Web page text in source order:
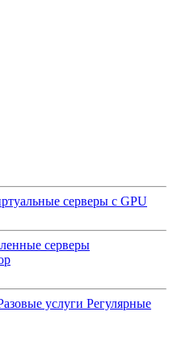
серверы с GPU
серверы
услуги Регулярные